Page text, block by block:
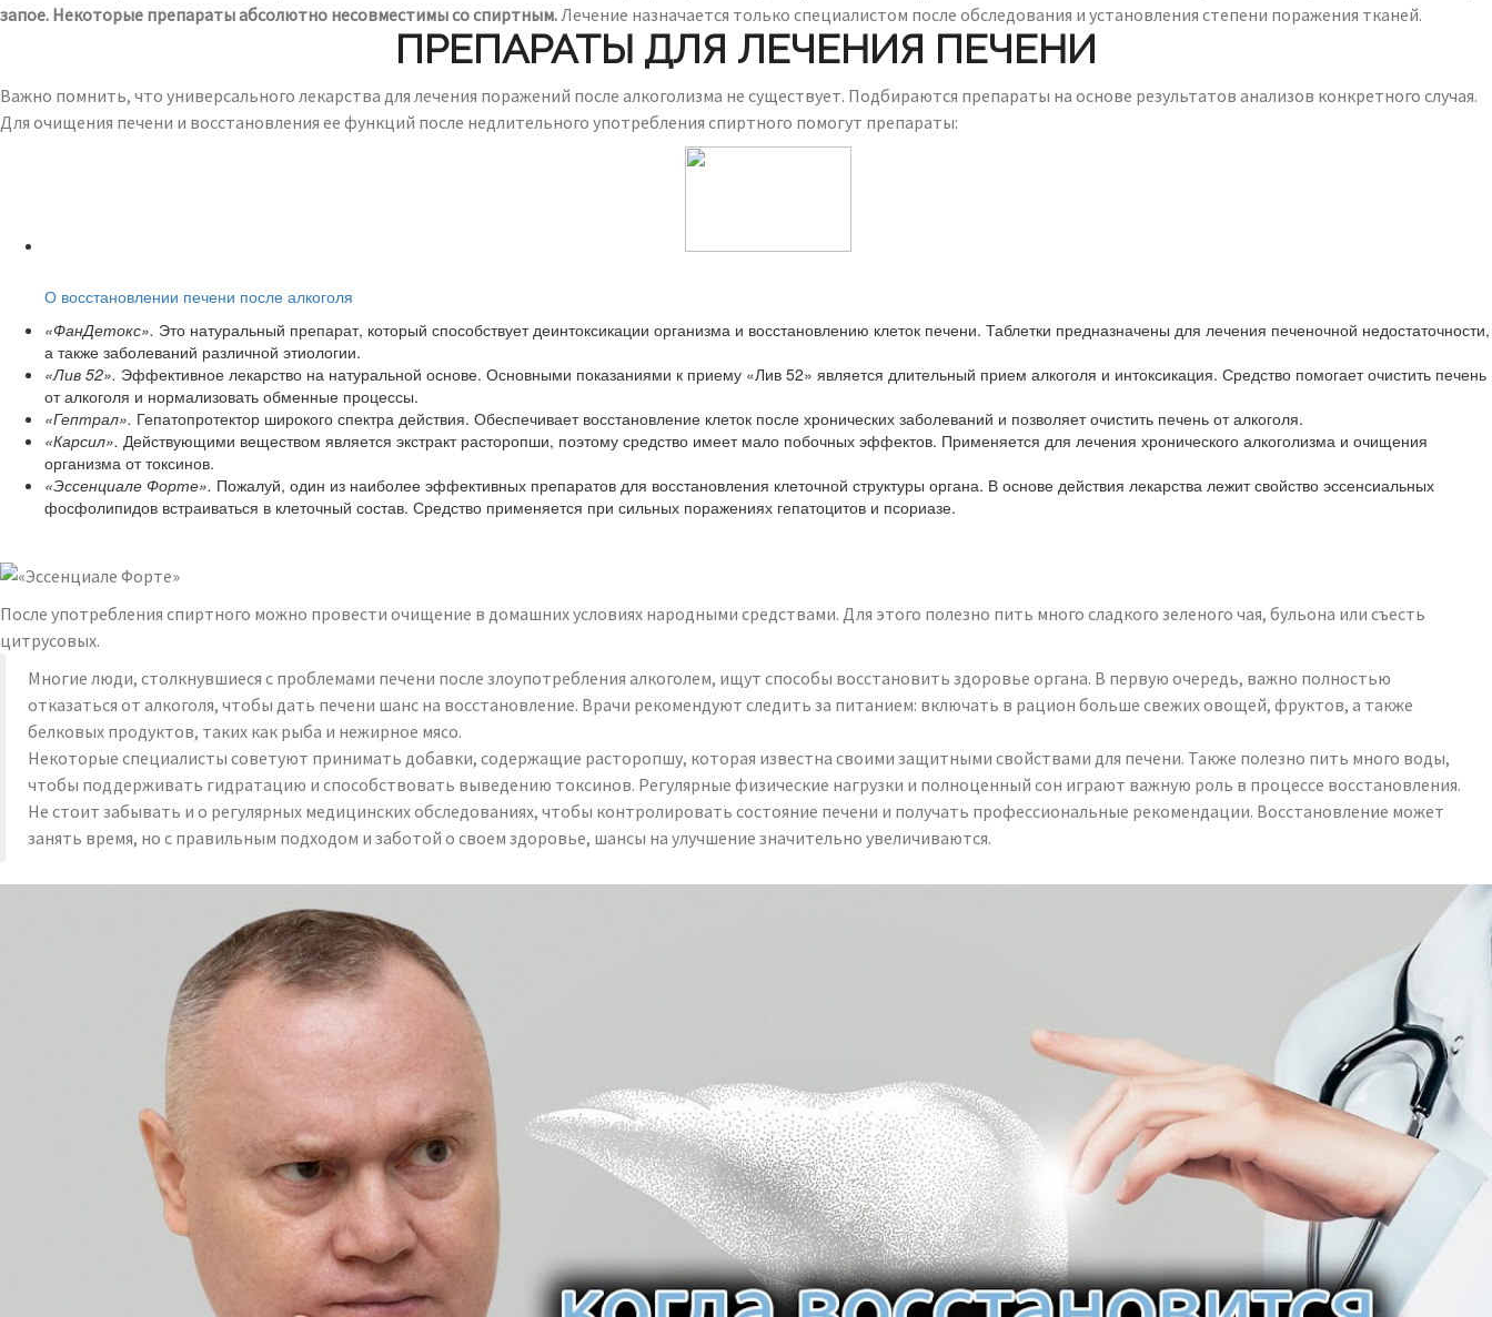
запое. Некоторые препараты абсолютно несовместимы со спиртным.Лечение назначается только специалистом после обследования и установления степени поражения тканей.
ПРЕПАРАТЫ ДЛЯ ЛЕЧЕНИЯ ПЕЧЕНИ
Важно помнить, что универсального лекарства для лечения поражений после алкоголизма не существует. Подбираются препараты на основе результатов анализов конкретного случая.
Для очищения печени и восстановления ее функций после недлительного употребления спиртного помогут препараты:
О восстановлении печени после алкоголя
«ФанДетокс». Это натуральный препарат, который способствует деинтоксикации организма и восстановлению клеток печени. Таблетки предназначены для лечения печеночной недостаточности,
а также заболеваний различной этиологии.
«Лив 52». Эффективное лекарство на натуральной основе. Основными показаниями к приему «Лив 52» является длительный прием алкоголя и интоксикация. Средство помогает очистить печень
от алкоголя и нормализовать обменные процессы.
«Гептрал». Гепатопротектор широкого спектра действия. Обеспечивает восстановление клеток после хронических заболеваний и позволяет очистить печень от алкоголя.
«Карсил». Действующими веществом является экстракт расторопши, поэтому средство имеет мало побочных эффектов. Применяется для лечения хронического алкоголизма и очищения
организма от токсинов.
«Эссенциале Форте». Пожалуй, один из наиболее эффективных препаратов для восстановления клеточной структуры органа. В основе действия лекарства лежит свойство эссенсиальных
фосфолипидов встраиваться в клеточный состав. Средство применяется при сильных поражениях гепатоцитов и псориазе.
После употребления спиртного можно провести очищение в домашних условиях народными средствами. Для этого полезно пить много сладкого зеленого чая, бульона или съесть
цитрусовых.
Многие люди, столкнувшиеся с проблемами печени после злоупотребления алкоголем, ищут способы восстановить здоровье органа. В первую очередь, важно полностью
отказаться от алкоголя, чтобы дать печени шанс на восстановление. Врачи рекомендуют следить за питанием: включать в рацион больше свежих овощей, фруктов, а также
белковых продуктов, таких как рыба и нежирное мясо.
Некоторые специалисты советуют принимать добавки, содержащие расторопшу, которая известна своими защитными свойствами для печени. Также полезно пить много воды,
чтобы поддерживать гидратацию и способствовать выведению токсинов. Регулярные физические нагрузки и полноценный сон играют важную роль в процессе восстановления.
Не стоит забывать и о регулярных медицинских обследованиях, чтобы контролировать состояние печени и получать профессиональные рекомендации. Восстановление может
занять время, но с правильным подходом и заботой о своем здоровье, шансы на улучшение значительно увеличиваются.